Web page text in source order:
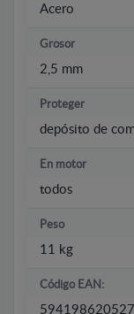
Acero
Grosor
2,5 mm
Proteger
depósito de
En motor
todos
Peso
11 kg
Código EAN: